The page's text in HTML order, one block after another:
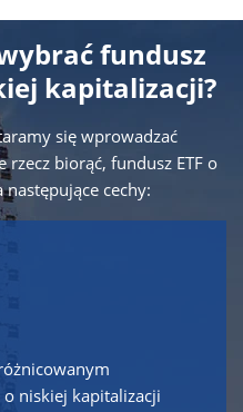
fundusz
kapitalizacji?
się wprowadzać
biorąć, fundusz ETF o
następujące cechy:
niskiej kapitalizacji